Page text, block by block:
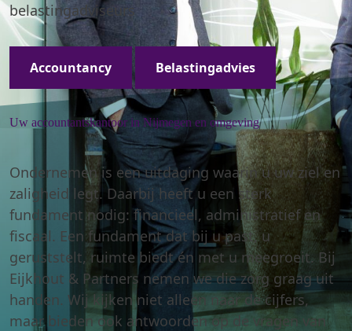
belastingadviseurs
Accountancy Belastingadvies
Uw accountantskantoor in Nijmegen en omgeving
Ondernemen is een uitdaging waarin u uw ziel en
zaligheid legt. Daarbij heeft u een sterk
fundament nodig: financieel, administratief en
fiscaal. Een fundament dat bij u past, u
geruststelt, ruimte biedt én met u meegroeit. Bij
Eijkhout & Partners nemen we die zorg graag uit
handen. Wij kijken niet alleen naar de cijfers,
maar bieden ook antwoorden op de vragen van